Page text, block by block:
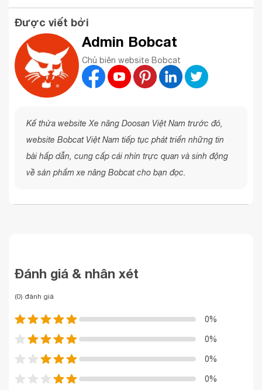
Được viết bởi
Admin Bobcat
Chủ biên website Bobcat
Kế thừa website Xe nâng Doosan Việt Nam trước đó,
website Bobcat Việt Nam tiếp tục phát triển những tin
bài hấp dẫn, cung cấp cái nhìn trực quan và sinh động
về sản phẩm xe nâng Bobcat cho bạn đọc.
Đánh giá & nhân xét
(0) đánh giá
0%
0%
0%
0%